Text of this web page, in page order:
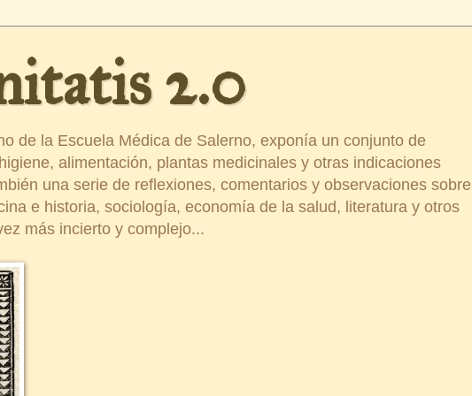
2.0
de la Escuela Médica de Salerno, exponía un conjunto de
alimentación, plantas medicinales y otras indicaciones
una serie de reflexiones, comentarios y observaciones sobre
e historia, sociología, economía de la salud, literatura y otros
más incierto y complejo...